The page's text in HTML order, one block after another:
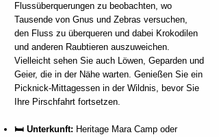
Flussüberquerungen zu beobachten, wo
Tausende von Gnus und Zebras versuchen,
den Fluss zu überqueren und dabei Krokodilen
und anderen Raubtieren auszuweichen.
Vielleicht sehen Sie auch Löwen, Geparden und
Geier, die in der Nähe warten. Genießen Sie ein
Picknick-Mittagessen in der Wildnis, bevor Sie
Ihre Pirschfahrt fortsetzen.
🛏️ Unterkunft: Heritage Mara Camp oder